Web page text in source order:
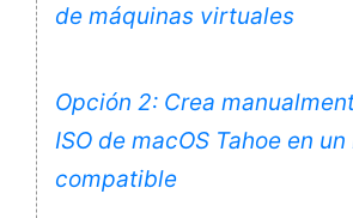
de máquinas virtuales
Opción 2: Crea
ISO de macOS Tahoe en un
compatible